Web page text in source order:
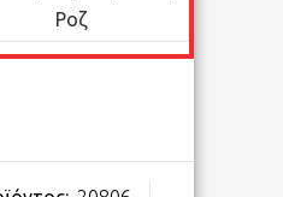
Ροζ